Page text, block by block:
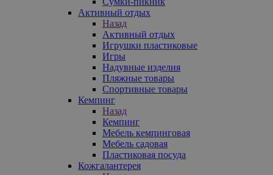
Активный отдых
Назад
Активный отдых
Игрушки пластиковые
Игры
Надувные изделия
Пляжные товары
Спортивные товары
Кемпинг
Назад
Кемпинг
Мебель кемпинговая
Мебель садовая
Пластиковая посуда
Кожгалантерея